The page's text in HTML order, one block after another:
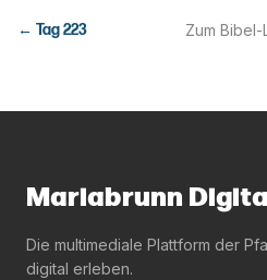
← Tag223 Zum Bibel-
Mariabrunn
Die multimediale Plattform der
digital erleben.